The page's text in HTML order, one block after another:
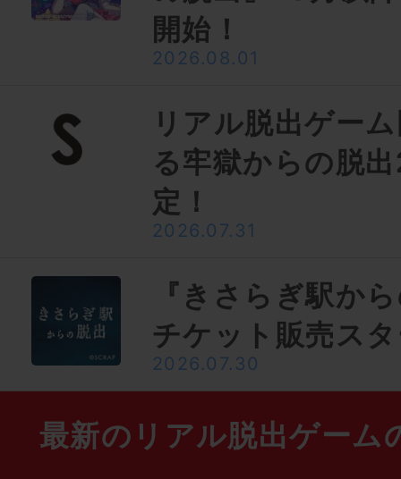
開始！
2026.08.01
リアル脱出ゲー
る牢獄からの脱
定！
2026.07.31
『きさらぎ駅か
チケット販売ス
2026.07.30
最新のリアル脱出ゲーム